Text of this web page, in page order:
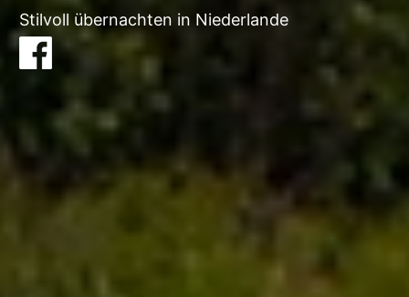
Stilvoll übernachten in Niederlande